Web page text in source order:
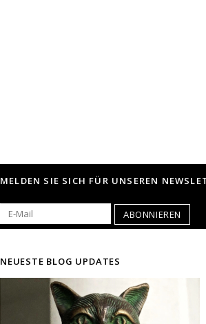
MELDEN SIE SICH FÜR UNSEREN
ABONNIEREN
NEUESTE BLOG UPDATES